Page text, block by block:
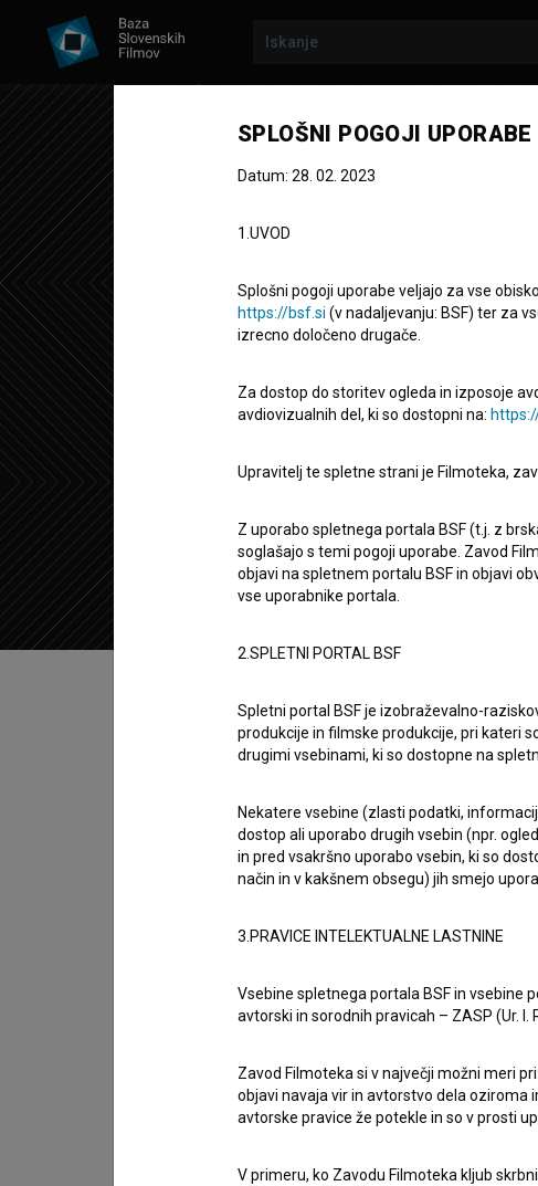
Medium Rare
Kratki igrani film
1' 54''
. Nastal je v produkciji ALTRX Film.
SPLOŠNI POGOJI
Datum: 28. 02. 2023
1.UVOD
Splošni pogoji uporabe veljajo za vse
https://bsf.si (v nadaljevanju: BSF) ter za
izrecno določeno drugače.
Za dostop do storitev ogleda in izposoje
avdiovizualnih del, ki so dostopni na:
Upravitelj te spletne strani je Filmoteka,
Z uporabo spletnega portala BSF (t.j. z
soglašajo s temi pogoji uporabe. Zavod
objavi na spletnem portalu BSF in objavi
vse uporabnike portala.
2.SPLETNI PORTAL BSF
Spletni portal BSF je izobraževalno-
produkcije in filmske produkcije, pri kateri
drugimi vsebinami, ki so dostopne na
Nekatere vsebine (zlasti podatki,
dostop ali uporabo drugih vsebin (npr.
in pred vsakršno uporabo vsebin, ki so
način in v kakšnem obsegu) jih smejo
3.PRAVICE INTELEKTUALNE LASTNINE
Vsebine spletnega portala BSF in vsebine
avtorski in sorodnih pravicah – ZASP (Ur.
Zavod Filmoteka si v največji možni meri
objavi navaja vir in avtorstvo dela oziroma
avtorske pravice že potekle in so v prosti
V primeru, ko Zavodu Filmoteka kljub